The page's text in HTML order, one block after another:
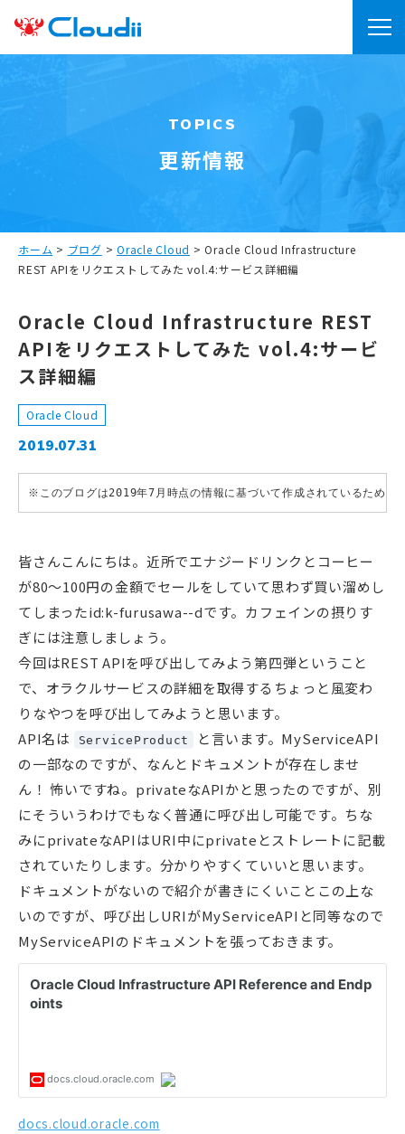
TOPICS
更新情報
ホーム > ブログ > Oracle Cloud >Oracle Cloud Infrastructure
REST APIをリクエストしてみた vol.4:サービス詳細編
Oracle Cloud Infrastructure REST
APIをリクエストしてみた vol.4:サービ
ス詳細編
Oracle Cloud
2019.07.31
※このブログは2019年7月時点の情報に基づいて作成されているため、
皆さんこんにちは。近所でエナジードリンクとコーヒー
が80～100円の金額でセールをしていて思わず買い溜めし
てしまったid:k-furusawa--dです。カフェインの摂りす
ぎには注意しましょう。
今回はREST APIを呼び出してみよう第四弾ということ
で、オラクルサービスの詳細を取得するちょっと風変わ
りなやつを呼び出してみようと思います。
API名は
ServiceProduct
と言います。MyServiceAPI
の一部なのですが、なんとドキュメントが存在しませ
ん！ 怖いですね。privateなAPIかと思ったのですが、別
にそういうわけでもなく普通に呼び出し可能です。ちな
みにprivateなAPIはURI中にprivateとストレートに記載
されていたりします。分かりやすくていいと思います。
ドキュメントがないので紹介が書きにくいことこの上な
いのですが、呼び出しURIがMyServiceAPIと同等なので
MyServiceAPIのドキュメントを張っておきます。
docs.cloud.oracle.com